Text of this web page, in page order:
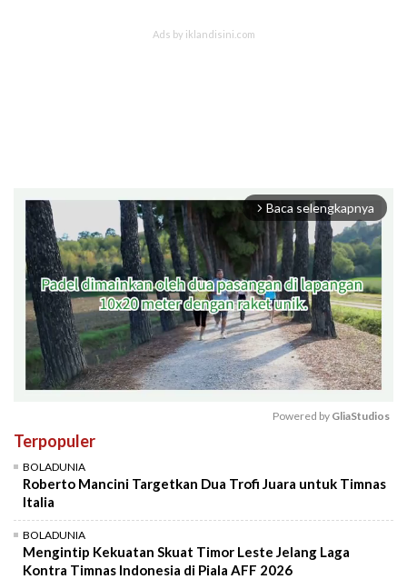
arrow_forward_ios Baca selengkapnya
Powered by GliaStudios
Terpopuler
BOLADUNIA
Roberto Mancini Targetkan Dua Trofi Juara untuk Timnas
Italia
BOLADUNIA
Mengintip Kekuatan Skuat Timor Leste Jelang Laga
Kontra Timnas Indonesia di Piala AFF 2026